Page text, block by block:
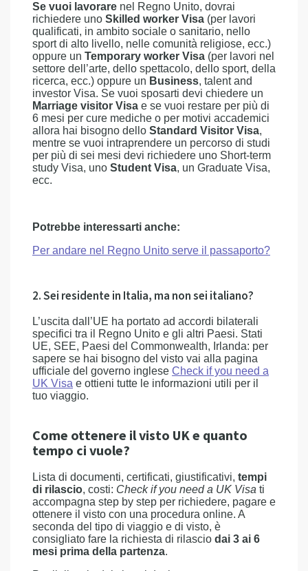
Se vuoi lavorare nel Regno Unito, dovrai
richiedere uno Skilled worker Visa (per lavori
qualificati, in ambito sociale o sanitario, nello
sport di alto livello, nelle comunità religiose, ecc.)
oppure un Temporary worker Visa (per lavori nel
settore dell’arte, dello spettacolo, dello sport, della
ricerca, ecc.) oppure un Business, talent and
investor Visa. Se vuoi sposarti devi chiedere un
Marriage visitor Visa e se vuoi restare per più di
6 mesi per cure mediche o per motivi accademici
allora hai bisogno dello Standard Visitor Visa,
mentre se vuoi intraprendere un percorso di studi
per più di sei mesi devi richiedere uno Short-term
study Visa, uno Student Visa, un Graduate Visa,
ecc.
Potrebbe interessarti anche:
Per andare nel Regno Unito serve il passaporto?
2. Sei residente in Italia, ma non sei italiano?
L’uscita dall’UE ha portato ad accordi bilaterali
specifici tra il Regno Unito e gli altri Paesi. Stati
UE, SEE, Paesi del Commonwealth, Irlanda: per
sapere se hai bisogno del visto vai alla pagina
ufficiale del governo inglese Check if you need a
UK Visa e ottieni tutte le informazioni utili per il
tuo viaggio.
Come ottenere il visto UK e quanto
tempo ci vuole?
Lista di documenti, certificati, giustificativi, tempi
di rilascio, costi: Check if you need a UK Visa ti
accompagna step by step per richiedere, pagare e
ottenere il visto con una procedura online. A
seconda del tipo di viaggio e di visto, è
consigliato fare la richiesta di rilascio dai 3 ai 6
mesi prima della partenza.